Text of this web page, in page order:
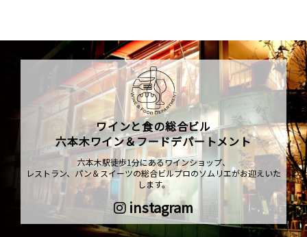
ワインと食の総合ビル
六本木ワイン＆フードデパートメント
六本木駅徒歩1分にあるワインショップ、
レストラン、パン＆スイーツの総合ビルプロのソムリエがお迎えいた
します。
instagram